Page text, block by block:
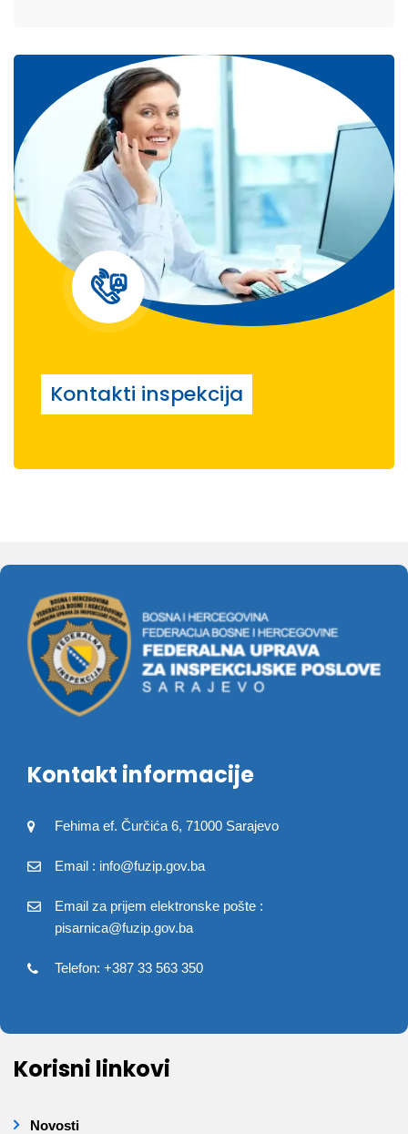
Kontakti inspekcija
Kontakt informacije
Fehima ef. Čurčića 6, 71000 Sarajevo
Email : info@fuzip.gov.ba
Email za prijem elektronske pošte :
pisarnica@fuzip.gov.ba
Telefon: +387 33 563 350
Korisni linkovi
Novosti